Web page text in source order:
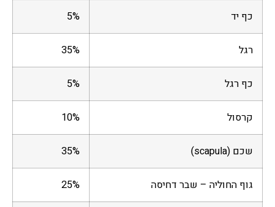
כף יד 5%
רגל 35%
כף רגל 5%
קרסול 10%
שכם (scapula) 35%
גוף החוליה – שבר דחיסה 25%